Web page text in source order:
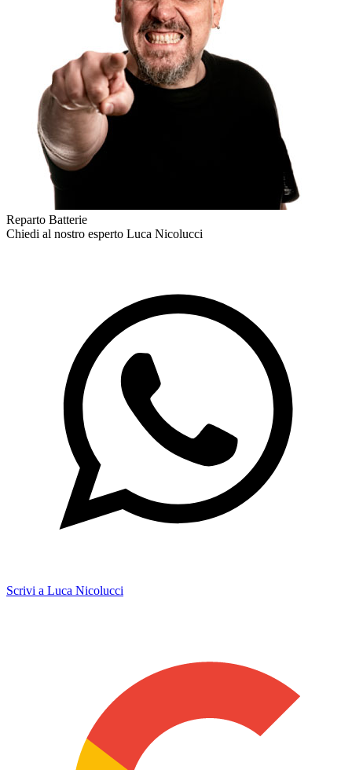
Reparto Batterie
Chiedi al nostro esperto Luca Nicolucci
Scrivi a Luca Nicolucci